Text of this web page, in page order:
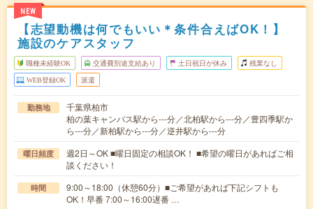
NEW
【志望動機は何でもいい＊条件合えばOK！】
施設のケアスタッフ
職種未経験OK 交通費別途支給あり 土日祝日が休み 残業なし
WEB登録OK 派遣
勤務地
千葉県柏市
柏の葉キャンパス駅から---分／北柏駅から---分／豊四季駅か
ら---分／新柏駅から---分／逆井駅から---分
曜日頻度
週2日～OK ■曜日固定の相談OK！ ■希望の曜日があればご相
談ください！
時間
9:00～18:00（休憩60分）■ご希望があれば下記シフトも
OK！早番 7:00～16:00遅番 …